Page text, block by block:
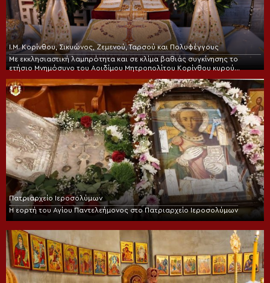
Ι.Μ. Κορίνθου, Σικυώνος, Ζεμενού, Ταρσού και Πολυφέγγους
Με εκκλησιαστική λαμπρότητα και σε κλίμα βαθιάς συγκίνησης το
ετήσιο Μνημόσυνο του Αοιδίμου Μητροπολίτου Κορίνθου κυρού
Πατριαρχείο Ιεροσολύμων
Η εορτή του Αγίου Παντελεήμονος στο Πατριαρχείο Ιεροσολύμων